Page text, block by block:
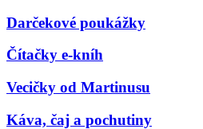
Darčekové poukážky
Čítačky e-kníh
Vecičky od Martinusu
Káva, čaj a pochutiny